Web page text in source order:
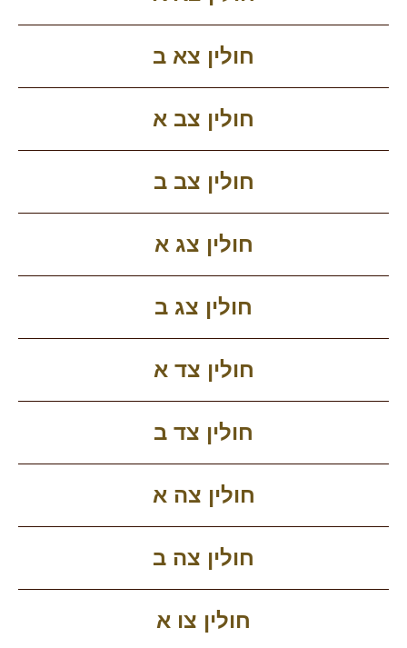
חולין צא ב
חולין צב א
חולין צב ב
חולין צג א
חולין צג ב
חולין צד א
חולין צד ב
חולין צה א
חולין צה ב
חולין צו א